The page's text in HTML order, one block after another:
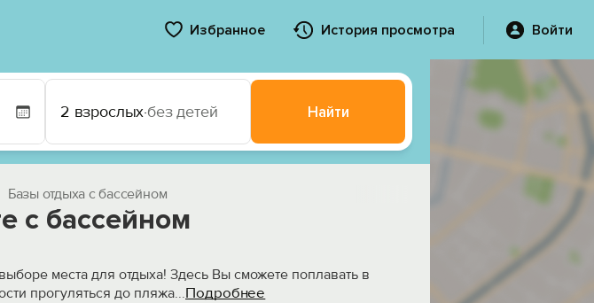
Избранное История просмотра Войти
2 взрослых·без детей Найти
Базы отдыха с бассейном
с бассейном
места для отдыха! Здесь Вы сможете поплавать в
прогуляться до пляжа...Подробнее